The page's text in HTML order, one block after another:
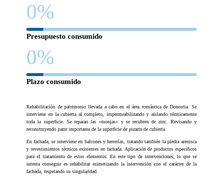
Rehabilitación de patrimonio llevada a cabo en el área romántica de Donostia. Se
interviene en la cubierta al completo, impermeabilizando y aislando térmicamente
toda la superficie. Se reparan las «monjas» y se recubren de zinc. Revisando y
reconstruyendo parte importante de la superficie de pizarra de cubierta.
En fachada, se interviene en balcones y herrerías, tratando también la piedra arenisca
y revestimientos técnicos existentes en fachada. Aplicación de productos específicos
para el tratamiento de estos elementos. En este tipo de intervenciones, lo que se
intenta conseguir es rehabilitar mimetizando la intervención con el carácter de la
fachada, respetando su singularidad.
0%
Presupuesto consumido
0%
Plazo consumido